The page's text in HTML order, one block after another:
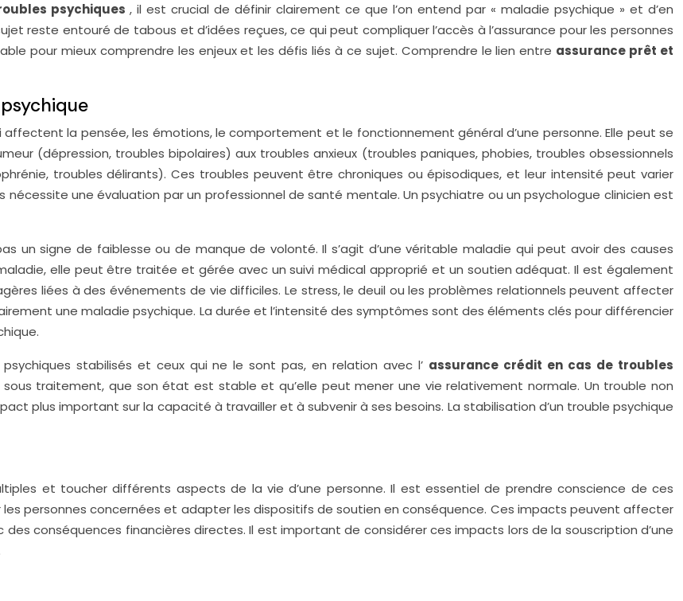
psychiques , il est crucial de définir clairement ce que l’on entend par « maladie psychique » et d’en
reste entouré de tabous et d’idées reçues, ce qui peut compliquer l’accès à l’assurance pour les personnes
pour mieux comprendre les enjeux et les défis liés à ce sujet. Comprendre le lien entre assurance prêt et
la pensée, les émotions, le comportement et le fonctionnement général d’une personne. Elle peut se
(dépression, troubles bipolaires) aux troubles anxieux (troubles paniques, phobies, troubles obsessionnels
troubles délirants). Ces troubles peuvent être chroniques ou épisodiques, et leur intensité peut varier
nécessite une évaluation par un professionnel de santé mentale. Un psychiatre ou un psychologue clinicien est
un signe de faiblesse ou de manque de volonté. Il s’agit d’une véritable maladie qui peut avoir des causes
elle peut être traitée et gérée avec un suivi médical approprié et un soutien adéquat. Il est également
liées à des événements de vie difficiles. Le stress, le deuil ou les problèmes relationnels peuvent affecter
une maladie psychique. La durée et l’intensité des symptômes sont des éléments clés pour différencier
stabilisés et ceux qui ne le sont pas, en relation avec l’ assurance crédit en cas de troubles
traitement, que son état est stable et qu’elle peut mener une vie relativement normale. Un trouble non
plus important sur la capacité à travailler et à subvenir à ses besoins. La stabilisation d’un trouble psychique
et toucher différents aspects de la vie d’une personne. Il est essentiel de prendre conscience de ces
personnes concernées et adapter les dispositifs de soutien en conséquence. Ces impacts peuvent affecter
conséquences financières directes. Il est important de considérer ces impacts lors de la souscription d’une